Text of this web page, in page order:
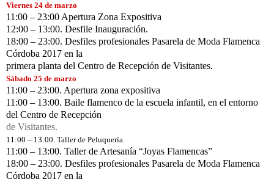
Viernes 24 de marzo
11:00 – 23:00 Apertura Zona Expositiva
12:00 – 13:00. Desfile Inauguración.
18:00 – 23:00. Desfiles profesionales Pasarela de Moda Flamenca
Córdoba 2017 en la
primera planta del Centro de Recepción de Visitantes.
Sábado 25 de marzo
11:00 – 23:00. Apertura zona expositiva
11:00 – 13:00. Baile flamenco de la escuela infantil, en el entorno
del Centro de Recepción
de Visitantes.
11:00 – 13:00. Taller de Peluquería.
11:00 – 13:00. Taller de Artesanía “Joyas Flamencas”
18:00 – 23:00. Desfiles profesionales Pasarela de Moda Flamenca
Córdoba 2017 en la